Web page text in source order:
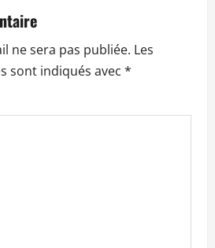
ne sera pas publiée. Les
sont indiqués avec *